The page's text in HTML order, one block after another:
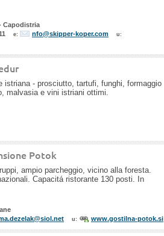
Capodistria
e: nfo@skipper-koper.com u:
istriana - prosciutto, tartufi, funghi, formaggio
malvasia e vini istriani ottimi.
Potok
ampio parcheggio, vicino alla foresta.
Capacitá ristorante 130 posti. In
u: www.gostilna-potok.si